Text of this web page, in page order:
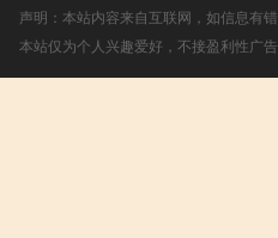
声明：本站内容来自互联网，如信息有
本站仅为个人兴趣爱好，不接盈利性广